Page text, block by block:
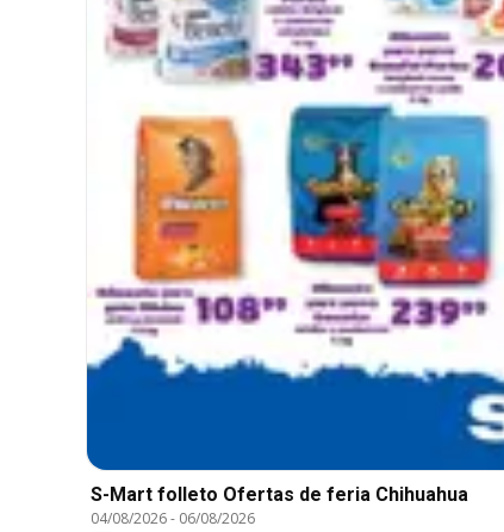
S-Mart folleto Ofertas de feria Chihuahua
04/08/2026- 06/08/2026